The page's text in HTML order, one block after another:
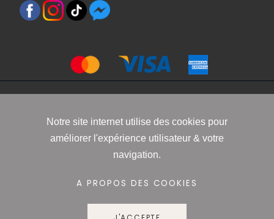
Conditions générales de vente
confidentialité
Notre site internet utilise des cookies pour
améliorer l'expérience utilisateur & votre
navigation.
A PROPOS DES COOKIES